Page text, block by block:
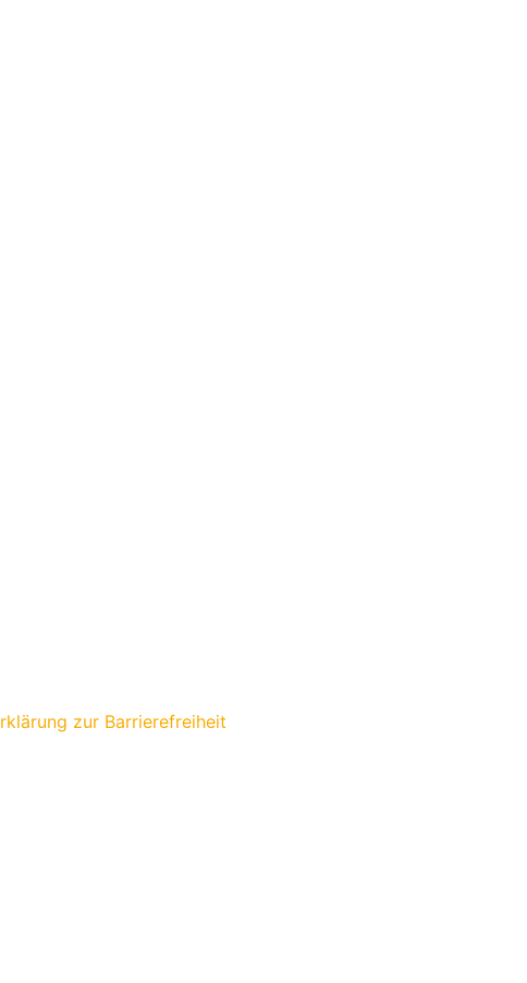
zur Barrierefreiheit